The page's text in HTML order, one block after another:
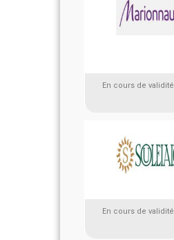
En cours de validité
En cours de validité